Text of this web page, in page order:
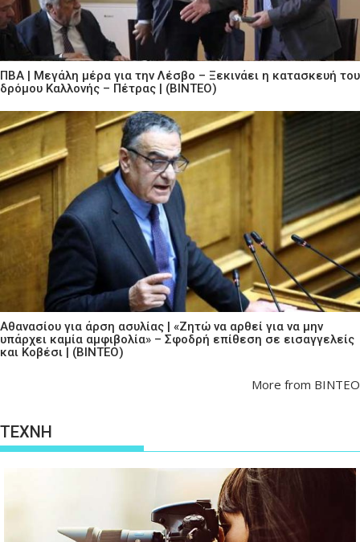
ΠΒΑ | Μεγάλη μέρα για την Λέσβο – Ξεκινάει η κατασκευή του
δρόμου Καλλονής – Πέτρας | (ΒΙΝΤΕΟ)
Αθανασίου για άρση ασυλίας | «Ζητώ να αρθεί για να μην
υπάρχει καμία αμφιβολία» – Σφοδρή επίθεση σε εισαγγελείς
και Κοβέσι | (ΒΙΝΤΕΟ)
More from ΒΙΝΤΕΟ
ΤΕΧΝΗ